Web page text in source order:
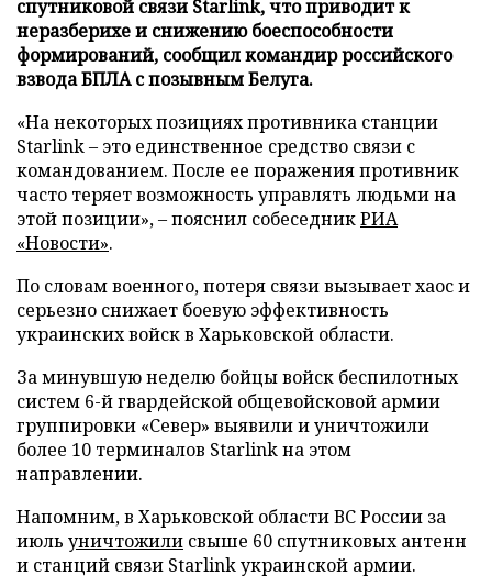
спутниковой связи Starlink, что приводит к
неразберихе и снижению боеспособности
формирований, сообщил командир российского
взвода БПЛА с позывным Белуга.
«На некоторых позициях противника станции
Starlink – это единственное средство связи с
командованием. После ее поражения противник
часто теряет возможность управлять людьми на
этой позиции», – пояснил собеседникРИА
«Новости».
По словам военного, потеря связи вызывает хаос и
серьезно снижает боевую эффективность
украинских войск в Харьковской области.
За минувшую неделю бойцы войск беспилотных
систем 6-й гвардейской общевойсковой армии
группировки «Север» выявили и уничтожили
более 10 терминалов Starlink на этом
направлении.
Напомним, в Харьковской области ВС России за
июль уничтожили свыше 60 спутниковых антенн
и станций связи Starlink украинской армии.